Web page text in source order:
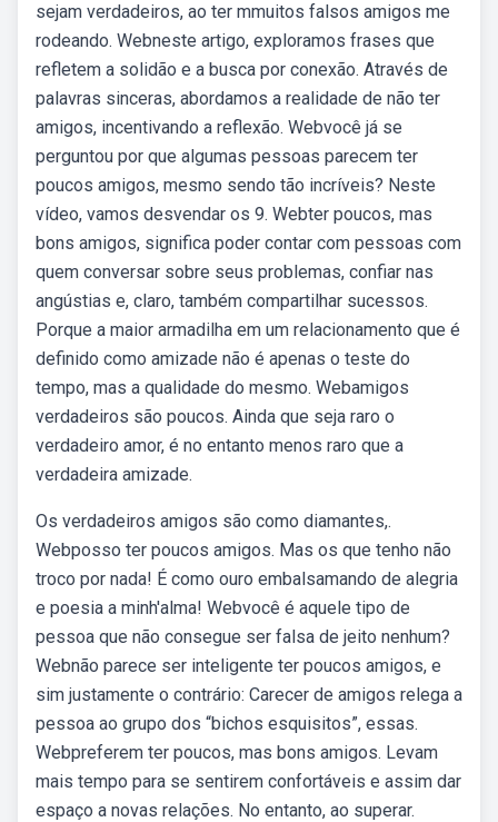
sejam verdadeiros, ao ter mmuitos falsos amigos me
rodeando. Webneste artigo, exploramos frases que
refletem a solidão e a busca por conexão. Através de
palavras sinceras, abordamos a realidade de não ter
amigos, incentivando a reflexão. Webvocê já se
perguntou por que algumas pessoas parecem ter
poucos amigos, mesmo sendo tão incríveis? Neste
vídeo, vamos desvendar os 9. Webter poucos, mas
bons amigos, significa poder contar com pessoas com
quem conversar sobre seus problemas, confiar nas
angústias e, claro, também compartilhar sucessos.
Porque a maior armadilha em um relacionamento que é
definido como amizade não é apenas o teste do
tempo, mas a qualidade do mesmo. Webamigos
verdadeiros são poucos. Ainda que seja raro o
verdadeiro amor, é no entanto menos raro que a
verdadeira amizade.
Os verdadeiros amigos são como diamantes,.
Webposso ter poucos amigos. Mas os que tenho não
troco por nada! É como ouro embalsamando de alegria
e poesia a minh'alma! Webvocê é aquele tipo de
pessoa que não consegue ser falsa de jeito nenhum?
Webnão parece ser inteligente ter poucos amigos, e
sim justamente o contrário: Carecer de amigos relega a
pessoa ao grupo dos “bichos esquisitos”, essas.
Webpreferem ter poucos, mas bons amigos. Levam
mais tempo para se sentirem confortáveis e assim dar
espaço a novas relações. No entanto, ao superar.